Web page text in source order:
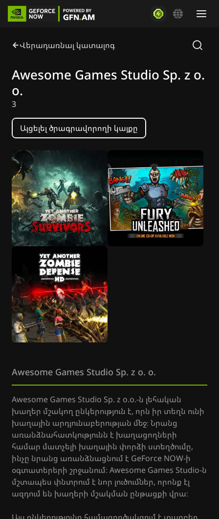
Վերադառնալ կատալոգ
Awesome Games Studio Sp. z o.
o.
3
Այցելել ծրագրավորողի կայքը
Awesome Games Studio Sp. z o. o.
Awesome Games Studio Sp. z o.o.-ն լեհական
խաղեր մշակող ընկերություն է, որն իր տեղն ունի
խաղային արդյունաբերության մեջ։ Նրանց
առանձնահատկությունն է խաղացողների
համար մատչելի խաղային փորձի ստեղծումը,
ինչը նրանց առանձնացնում է GeForce NOW-ի
օգտատերերի շրջանում։ Awesome Games Studio-ն
մշտապես փնտրում է նոր լուծումներ, որոնք էլ
ազդում են խաղերի մշակման ընթացքի վրա։